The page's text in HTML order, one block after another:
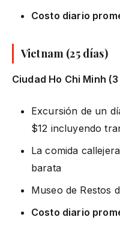
Costo diario
Vietnam (25 días)
Ciudad Ho Chi Minh
Excursión de un
$12 incluyendo
La comida
barata
Museo de Restos
Costo diario